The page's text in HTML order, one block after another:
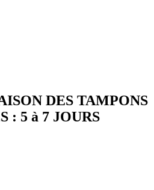
DES TAMPONS
: 5 à 7 JOURS